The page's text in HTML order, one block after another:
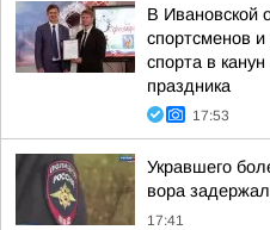
В Ивановской
спортсменов
спорта в
праздника
17:53
Укравшего
вора
17:41